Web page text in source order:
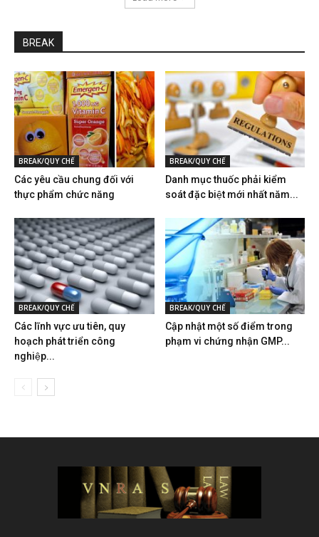
BREAK
BREAK/QUY CHẾ
Các yêu cầu chung đối với
thực phẩm chức năng
BREAK/QUY CHẾ
Danh mục thuốc phải kiểm
soát đặc biệt mới nhất năm...
BREAK/QUY CHẾ
Các lĩnh vực ưu tiên, quy
hoạch phát triển công
nghiệp...
BREAK/QUY CHẾ
Cập nhật một số điểm trong
phạm vi chứng nhận GMP...